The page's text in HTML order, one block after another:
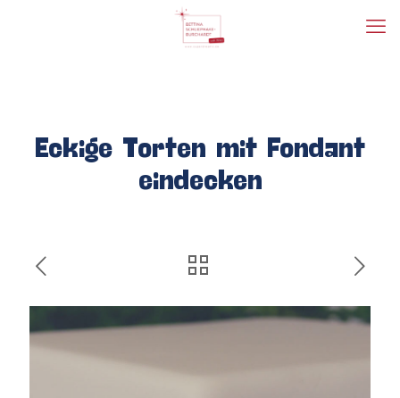
Eckige Torten mit Fondant
eindecken